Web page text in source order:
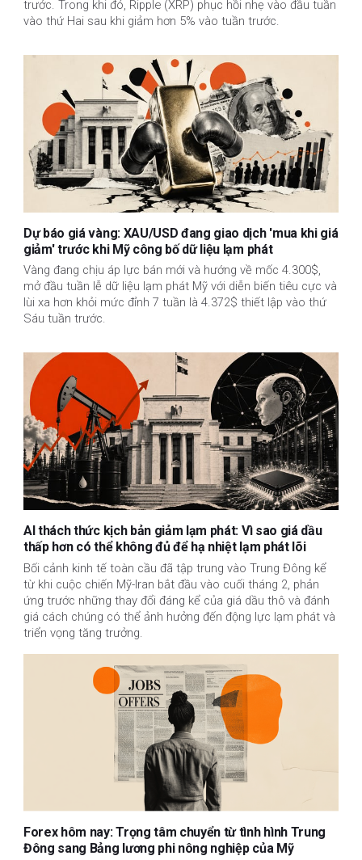
trước. Trong khi đó, Ripple (XRP) phục hồi nhẹ vào đầu tuần
vào thứ Hai sau khi giảm hơn 5% vào tuần trước.
Dự báo giá vàng: XAU/USD đang giao dịch 'mua khi giá
giảm' trước khi Mỹ công bố dữ liệu lạm phát
Vàng đang chịu áp lực bán mới và hướng về mốc 4.300$,
mở đầu tuần lễ dữ liệu lạm phát Mỹ với diễn biến tiêu cực và
lùi xa hơn khỏi mức đỉnh 7 tuần là 4.372$ thiết lập vào thứ
Sáu tuần trước.
AI thách thức kịch bản giảm lạm phát: Vì sao giá dầu
thấp hơn có thể không đủ để hạ nhiệt lạm phát lõi
Bối cảnh kinh tế toàn cầu đã tập trung vào Trung Đông kể
từ khi cuộc chiến Mỹ-Iran bắt đầu vào cuối tháng 2, phản
ứng trước những thay đổi đáng kể của giá dầu thô và đánh
giá cách chúng có thể ảnh hưởng đến động lực lạm phát và
triển vọng tăng trưởng.
Forex hôm nay: Trọng tâm chuyển từ tình hình Trung
Đông sang Bảng lương phi nông nghiệp của Mỹ